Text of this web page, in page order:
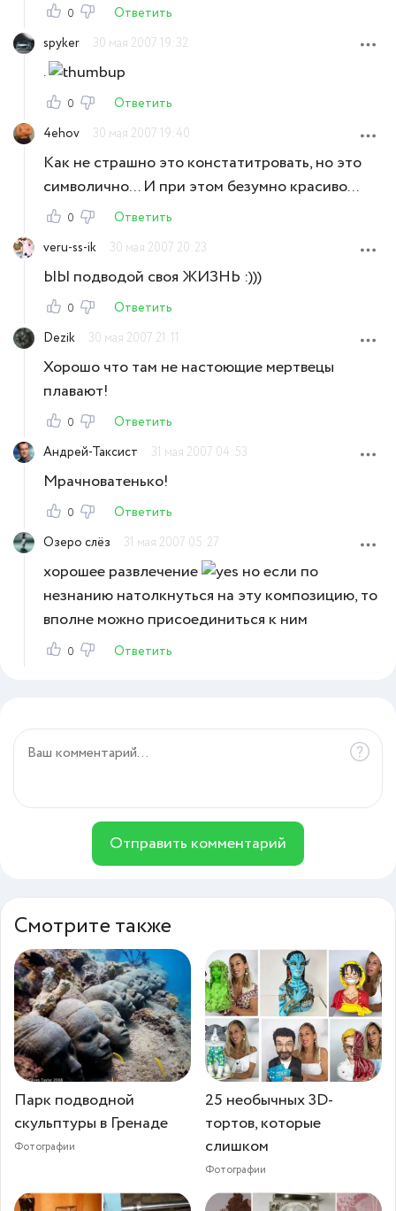
0
Ответить
spyker
30 мая 2007 19:32
.
0
Ответить
4ehov
30 мая 2007 19:40
Как не страшно это констатитровать, но это
символично... И при этом безумно красиво...
0
Ответить
veru-ss-ik
30 мая 2007 20:23
ЫЫ подводой своя ЖИЗНЬ :)))
0
Ответить
Dezik
30 мая 2007 21:11
Хорошо что там не настоющие мертвецы
плавают!
0
Ответить
Андрей-Таксист
31 мая 2007 04:53
Мрачноватенько!
0
Ответить
Озеро слёз
31 мая 2007 05:27
хорошее развлечение
но если по
незнанию натолкнуться на эту композицию, то
вполне можно присоединиться к ним
0 Ответить
Отправить комментарий
Смотрите также
Парк подводной
скульптуры в Гренаде
Фотографии
25 необычных 3D-
тортов, которые
слишком
Фотографии